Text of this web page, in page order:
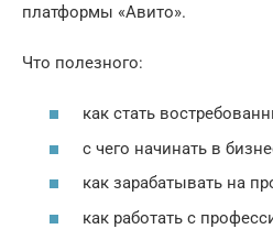
платформы «Авито».
Что полезного:
как стать
с чего начинать в
как зарабатывать на
как работать с